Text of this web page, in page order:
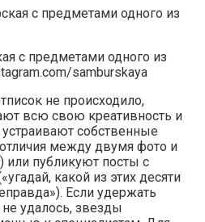
с предметами одного из
samburskaya
не происходило,
всю свою креативность и
собственные
между двумя фото и
или публикуют посты с
какой из этих десяти
Если удержать
удалось, звезды